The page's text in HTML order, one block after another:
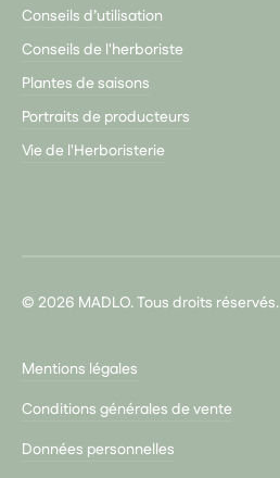
Conseils d’utilisation
Conseils de l'herboriste
Plantes de saisons
Portraits de producteurs
Vie de l'Herboristerie
© 2026 MADLO. Tous droits réservés.
Mentions légales
Conditions générales de vente
Données personnelles